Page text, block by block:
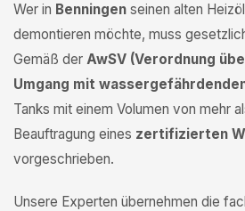
Wer in Benningen seinen alten
demontieren möchte, muss
Gemäß der AwSV (Verordnung
Umgang mit
Tanks mit einem Volumen von mehr
Beauftragung eines zertifizierten
vorgeschrieben.
Unsere Experten übernehmen die